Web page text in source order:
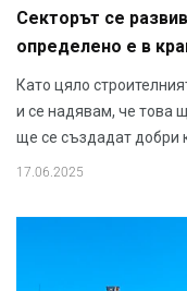
Секторът се
определено е в
Като цяло
и се надявам, че това
ще се създадат добри
17.06.2025